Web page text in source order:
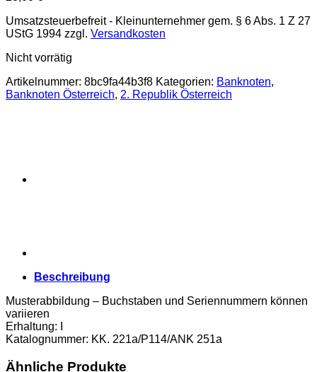
Umsatzsteuerbefreit - Kleinunternehmer gem. § 6 Abs. 1 Z 27
UStG 1994 zzgl. Versandkosten
Nicht vorrätig
Artikelnummer: 8bc9fa44b3f8 Kategorien: Banknoten,
Banknoten Österreich, 2. Republik Österreich
Beschreibung
Musterabbildung – Buchstaben und Seriennummern können
variieren
Erhaltung: I
Katalognummer: KK. 221a/P114/ANK 251a
Ähnliche Produkte